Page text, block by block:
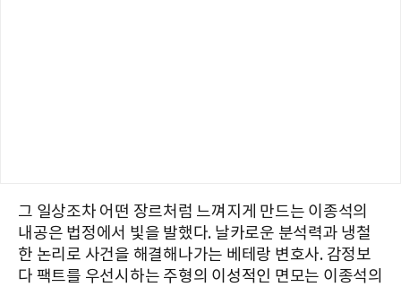
그 일상조차 어떤 장르처럼 느껴지게 만드는 이종석의
내공은 법정에서 빛을 발했다. 날카로운 분석력과 냉철
한 논리로 사건을 해결해나가는 베테랑 변호사. 감정보
다 팩트를 우선시하는 주형의 이성적인 면모는 이종석의